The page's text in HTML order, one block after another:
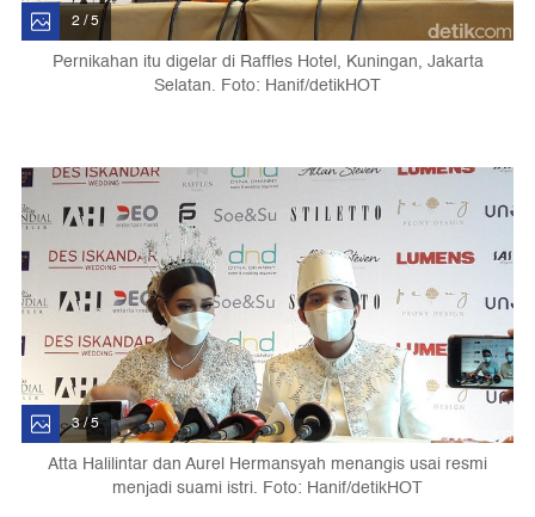
2 / 5
Pernikahan itu digelar di Raffles Hotel, Kuningan, Jakarta
Selatan. Foto: Hanif/detikHOT
3 / 5
Atta Halilintar dan Aurel Hermansyah menangis usai resmi
menjadi suami istri. Foto: Hanif/detikHOT